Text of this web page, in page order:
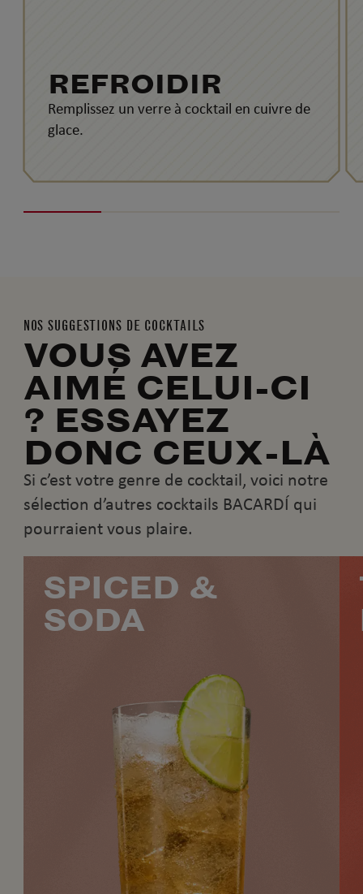
REFROIDIR
Remplissez un verre à cocktail en cuivre de
glace.
NOS SUGGESTIONS DE COCKTAILS
VOUS AVEZ
AIMÉ CELUI-CI
? ESSAYEZ
DONC CEUX-LÀ
Si c’est votre genre de cocktail, voici notre
sélection d’autres cocktails BACARDÍ qui
pourraient vous plaire.
SPICED &
SODA